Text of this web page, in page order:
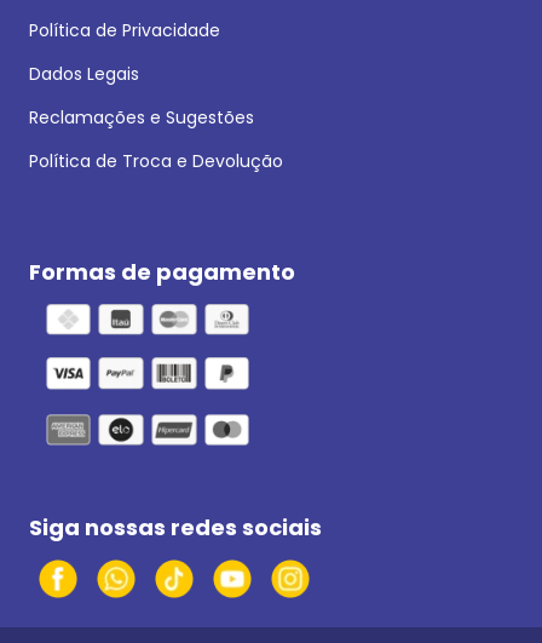
Política de Privacidade
Dados Legais
Reclamações e Sugestões
Política de Troca e Devolução
Formas de pagamento
Siga nossas redes sociais